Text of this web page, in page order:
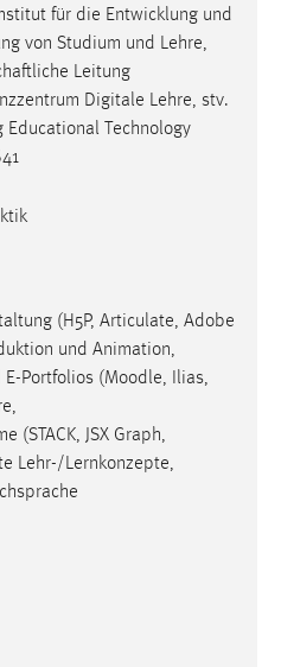
für die Entwicklung und
von Studium und Lehre,
Leitung
Digitale Lehre, stv.
Educational Technology
(H5P, Articulate, Adobe
und Animation,
Portfolios (Moodle, Ilias,
(STACK, JSX Graph,
Lehr-/Lernkonzepte,